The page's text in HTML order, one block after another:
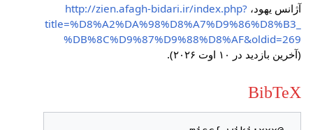
آژانس یهود، http://zien.afagh-bidari.ir/index.php?
title=%D8%A2%DA%98%D8%A7%D9%86%D8%B3_
%DB%8C%D9%87%D9%88%D8%AF&oldid=269
(آخرین بازدید در ۱۰ اوت ۲۰۲۶).
BibTeX